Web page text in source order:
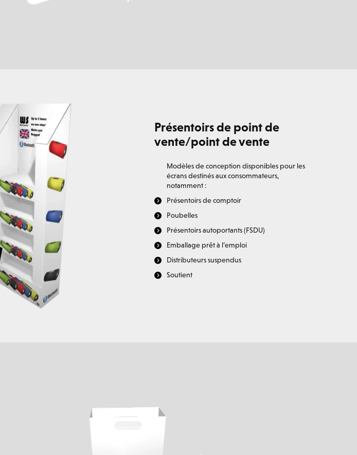
Présentoirs de point de
vente/point de vente
Modèles de conception disponibles pour les
écrans destinés aux consommateurs,
notamment :
Présentoirs de comptoir
Poubelles
Présentoirs autoportants (FSDU)
Emballage prêt à l’emploi
Distributeurs suspendus
Soutient